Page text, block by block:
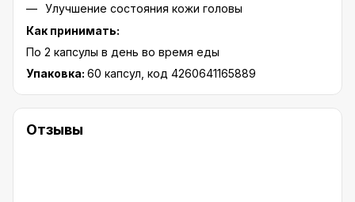
Улучшение состояния кожи головы
Как принимать:
По 2 капсулы в день во время еды
Упаковка: 60 капсул, код 4260641165889
Отзывы